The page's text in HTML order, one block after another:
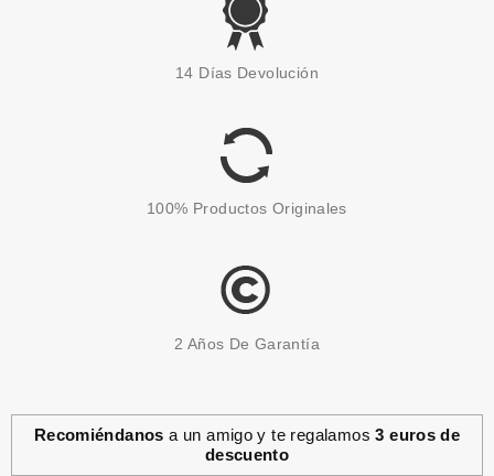
BABARIA
HIGIENIZANTE ALOE VERA 70 %
0.75€
SKEYNDOR
14 Días Devolución
100% Productos Originales
2 Años De Garantía
Recomiéndanos a un amigo y te regalamos3 euros de
descuento